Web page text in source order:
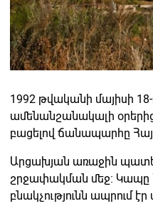
1992 թվականի մայիսի
ամենանշանակալի
բացելով ճանապարհը
Արցախյան առաջին
շրջափակման մեջ։ Կապը
բնակչությունն ապրում